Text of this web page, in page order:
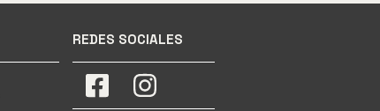
REDES SOCIALES